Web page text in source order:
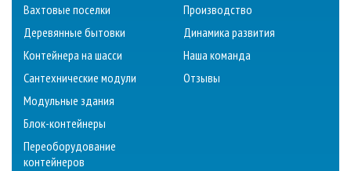
Вахтовые поселки
Деревянные бытовки
Контейнера на шасси
Сантехнические модули
Модульные здания
Блок-контейнеры
Переоборудование
контейнеров
Производство
Динамика развития
Наша команда
Отзывы